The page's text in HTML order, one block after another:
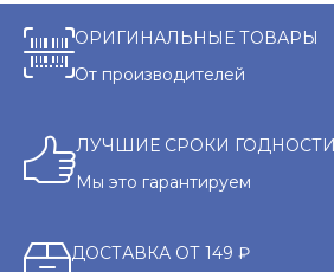
ОРИГИНАЛЬНЫЕ ТОВАРЫ
От производителей
ЛУЧШИЕ СРОКИ ГОДНОСТИ
Мы это гарантируем
ДОСТАВКА ОТ 149 ₽